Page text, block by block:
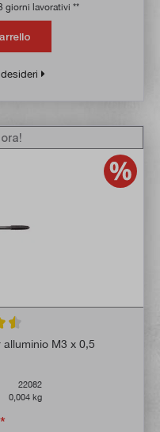
giorni lavorativi **
di 4.5 su 5 stelle
M3 x 0,5
22082
0,004 kg